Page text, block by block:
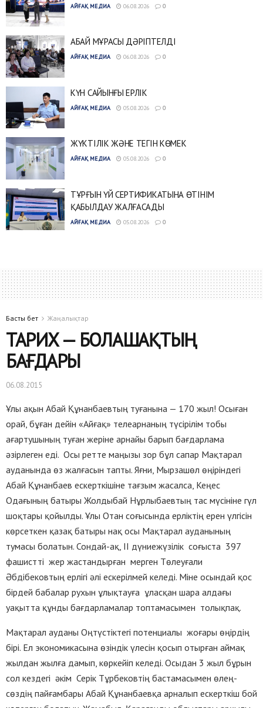
АЙҒАҚ МЕДИА 06.08.2026 0
АБАЙ МҰРАСЫ ДӘРІПТЕЛДІ
АЙҒАҚ МЕДИА 06.08.2026 0
КҮН САЙЫНҒЫ ЕРЛІК
АЙҒАҚ МЕДИА 05.08.2026 0
ЖҮКТІЛІК ЖӘНЕ ТЕГІН КӨМЕК
АЙҒАҚ МЕДИА 05.08.2026 0
ТҰРҒЫН ҮЙ СЕРТИФИКАТЫНА ӨТІНІМ
ҚАБЫЛДАУ ЖАЛҒАСАДЫ
АЙҒАҚ МЕДИА 05.08.2026 0
Басты бет Жаңалықтар
ТАРИХ — БОЛАШАҚТЫҢ
БАҒДАРЫ
06.08.2015
Ұлы ақын Абай Құнанбаевтың туғанына — 170 жыл! Осыған
орай, бұған дейін «Айғақ» телеарнаның түсірілім тобы
ағартушының туған жеріне арнайы барып бағдарлама
әзірлеген еді. Осы ретте маңызы зор бұл сапар Мақтарал
ауданында өз жалғасын тапты. Яғни, Мырзашөл өңіріндегі
Абай Құнанбаев ескерткішіне тағзым жасалса, Кеңес
Одағының батыры Жолдыбай Нұрлыбаевтың тас мүсініне гүл
шоқтары қойылды. Ұлы Отан соғысында ерліктің ерен үлгісін
көрсеткен қазақ батыры нақ осы Мақтарал ауданының
тумасы болатын. Сондай-ақ, ІІ дүниежүзілік соғыста 397
фашистті жер жастандырған мерген Төлеуғали
Әбдібековтың ерлігі әлі ескерілмей келеді. Міне осындай қос
бірдей бабалар рухын ұлықтауға ұласқан шара алдағы
уақытта құнды бағдарламалар топтамасымен толықпақ.
Мақтарал ауданы Оңтүстіктегі потенциалы жоғары өңірдің
бірі. Ел экономикасына өзіндік үлесін қосып отырған аймақ
жылдан жылға дамып, көркейіп келеді. Осыдан 3 жыл бұрын
сол кездегі әкім Серік Тұрбековтің бастамасымен өлең-
сөздің пайғамбары Абай Құнанбаевқа арналып ескерткіш бой